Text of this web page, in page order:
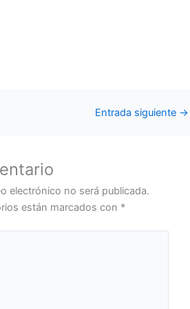
Entrada siguiente →
electrónico no será publicada.
están marcados con *